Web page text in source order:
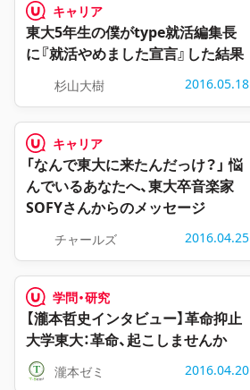
キャリア
東大5年生の僕がtype就活編集長
に『就活やめました宣言』した結果
杉山大樹 2016.05.18
キャリア
「なんで東大に来たんだっけ？」 悩
んでいるあなたへ、東大卒音楽家
SOFYさんからのメッセージ
チャールズ 2016.04.25
学問・研究
【瀧本哲史インタビュー】革命抑止
大学東大：革命、起こしませんか
瀧本ゼミ 2016.04.20